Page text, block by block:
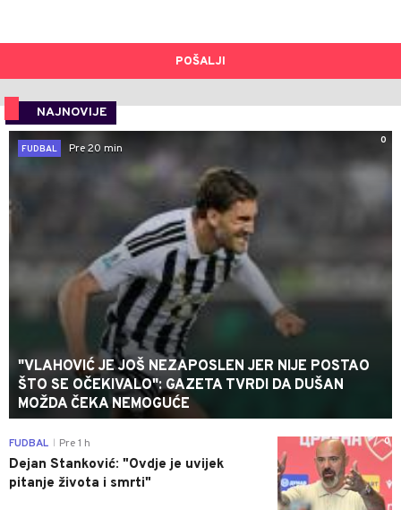
POŠALJI
NAJNOVIJE
0
FUDBAL
Pre 20 min
"VLAHOVIĆ JE JOŠ NEZAPOSLEN JER NIJE POSTAO
ŠTO SE OČEKIVALO": GAZETA TVRDI DA DUŠAN
MOŽDA ČEKA NEMOGUĆE
0
FUDBAL Pre 1 h
Dejan Stanković: "Ovdje je uvijek
pitanje života i smrti"